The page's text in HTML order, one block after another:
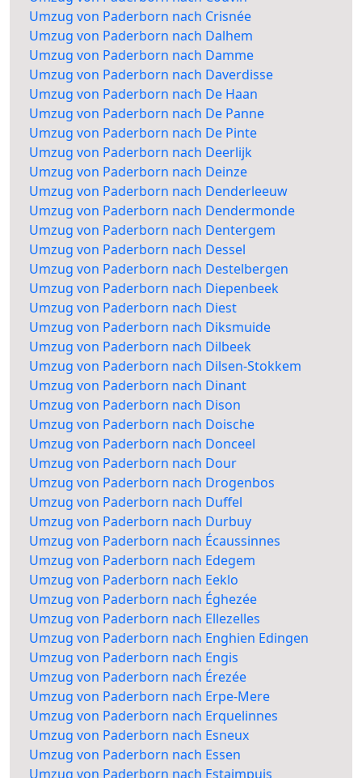
Umzug von Paderborn nach Crisnée
Umzug von Paderborn nach Dalhem
Umzug von Paderborn nach Damme
Umzug von Paderborn nach Daverdisse
Umzug von Paderborn nach De Haan
Umzug von Paderborn nach De Panne
Umzug von Paderborn nach De Pinte
Umzug von Paderborn nach Deerlijk
Umzug von Paderborn nach Deinze
Umzug von Paderborn nach Denderleeuw
Umzug von Paderborn nach Dendermonde
Umzug von Paderborn nach Dentergem
Umzug von Paderborn nach Dessel
Umzug von Paderborn nach Destelbergen
Umzug von Paderborn nach Diepenbeek
Umzug von Paderborn nach Diest
Umzug von Paderborn nach Diksmuide
Umzug von Paderborn nach Dilbeek
Umzug von Paderborn nach Dilsen-Stokkem
Umzug von Paderborn nach Dinant
Umzug von Paderborn nach Dison
Umzug von Paderborn nach Doische
Umzug von Paderborn nach Donceel
Umzug von Paderborn nach Dour
Umzug von Paderborn nach Drogenbos
Umzug von Paderborn nach Duffel
Umzug von Paderborn nach Durbuy
Umzug von Paderborn nach Écaussinnes
Umzug von Paderborn nach Edegem
Umzug von Paderborn nach Eeklo
Umzug von Paderborn nach Éghezée
Umzug von Paderborn nach Ellezelles
Umzug von Paderborn nach Enghien Edingen
Umzug von Paderborn nach Engis
Umzug von Paderborn nach Érezée
Umzug von Paderborn nach Erpe-Mere
Umzug von Paderborn nach Erquelinnes
Umzug von Paderborn nach Esneux
Umzug von Paderborn nach Essen
Umzug von Paderborn nach Estaimpuis